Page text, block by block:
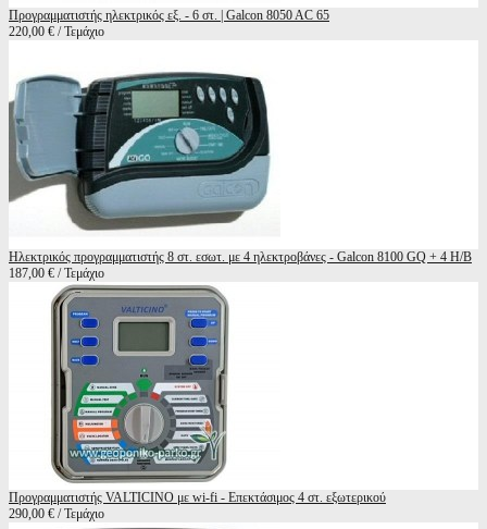
Προγραμματιστής ηλεκτρικός εξ. - 6 στ. | Galcon 8050 AC 65
220,00 € / Τεμάχιο
Ηλεκτρικός προγραμματιστής 8 στ. εσωτ. με 4 ηλεκτροβάνες - Galcon 8100 GQ + 4 H/B
187,00 € / Τεμάχιο
Προγραμματιστής VALTICINO με wi-fi - Επεκτάσιμος 4 στ. εξωτερικού
290,00 € / Τεμάχιο